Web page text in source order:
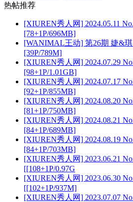
热帖推荐
[XIUREN秀人网] 2024.05.11
[78+1P/696MB]
[WANIMAL王动] 第26期 婕&
[39P/789M]
[XIUREN秀人网] 2024.07.29
[98+1P/1.01GB]
[XIUREN秀人网] 2024.07.17
[92+1P/855MB]
[XIUREN秀人网] 2024.08.20
[81+1P/750MB]
[XIUREN秀人网] 2024.08.21
[84+1P/689MB]
[XIUREN秀人网] 2024.08.19
[84+1P/703MB]
[XIUREN秀人网] 2023.06.21
[[108+1P/0.97G
[XIUREN秀人网] 2023.06.30
[[102+1P/937M]
[XIUREN秀人网] 2023.07.07